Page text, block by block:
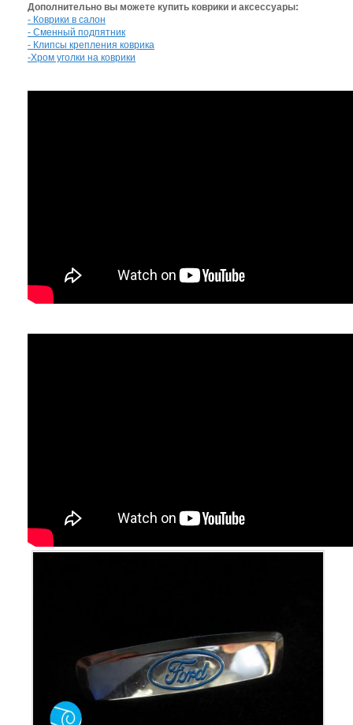
Дополнительно вы можете купить коврики и аксессуары:
- Коврики в салон
- Сменный подпятник
- Клипсы крепления коврика
-Хром уголки на коврики